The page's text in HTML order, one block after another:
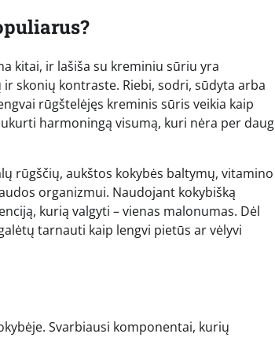
kitai, ir lašiša su kreminiu sūriu yra
skonių kontraste. Riebi, sodri, sūdyta arba
rūgštelėjęs kreminis sūris veikia kaip
harmoningą visumą, kuri nėra per daug
rūgščių, aukštos kokybės baltymų, vitamino
organizmui. Naudojant kokybišką
kurią valgyti – vienas malonumas. Dėl
tarnauti kaip lengvi pietūs ar vėlyvi
Svarbiausi komponentai, kurių